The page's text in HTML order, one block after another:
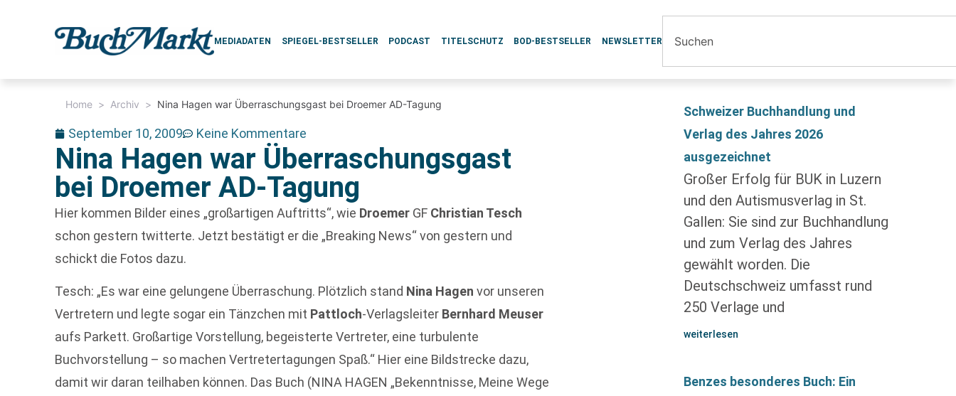
MEDIADATEN SPIEGEL-BESTSELLER PODCAST TITELSCHUTZ BOD-BESTSELLER NEWSLETTER
Home > Archiv > Nina Hagen war Überraschungsgast bei Droemer AD-Tagung
September 10, 2009 Keine Kommentare
Nina Hagen war Überraschungsgast
bei Droemer AD-Tagung
Hier kommen Bilder eines „großartigen Auftritts“, wie Droemer GF Christian Tesch
schon gestern twitterte. Jetzt bestätigt er die „Breaking News“ von gestern und
schickt die Fotos dazu.
Tesch: „Es war eine gelungene Überraschung. Plötzlich stand Nina Hagen vor unseren
Vertretern und legte sogar ein Tänzchen mit Pattloch-Verlagsleiter Bernhard Meuser
aufs Parkett. Großartige Vorstellung, begeisterte Vertreter, eine turbulente
Buchvorstellung – so machen Vertretertagungen Spaß.“ Hier eine Bildstrecke dazu,
damit wir daran teilhaben können. Das Buch (NINA HAGEN „Bekenntnisse, Meine Wege
Schweizer Buchhandlung und
Verlag des Jahres 2026
ausgezeichnet
Großer Erfolg für BUK in Luzern
und den Autismusverlag in St.
Gallen: Sie sind zur Buchhandlung
und zum Verlag des Jahres
gewählt worden. Die
Deutschschweiz umfasst rund
250 Verlage und
weiterlesen
Benzes besonderes Buch: Ein